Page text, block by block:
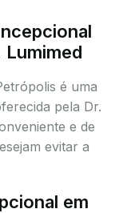
é uma
pela Dr.
e de
evitar a
em